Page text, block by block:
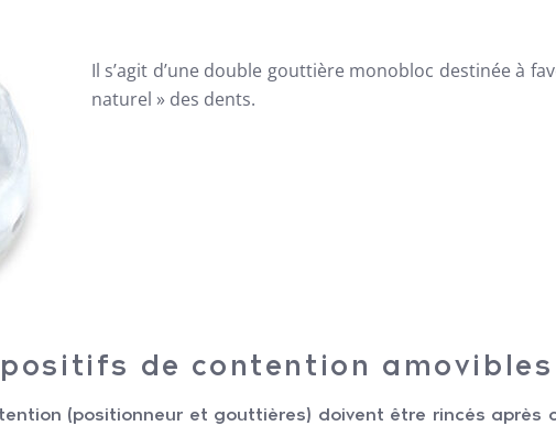
Il s’agit d’une double gouttière monobloc destinée à
naturel » des dents.
de contention amovibles
(positionneur et gouttières) doivent être rincés après